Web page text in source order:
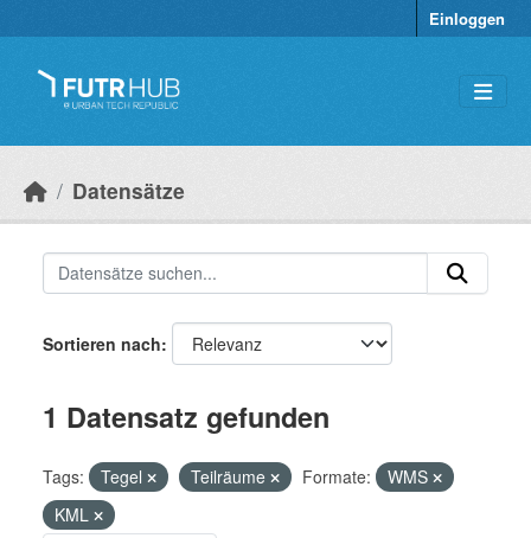
Einloggen
Datensätze
Sortieren nach
1 Datensatz gefunden
Tags: Tegel Teilräume Formate:
WMS
KML